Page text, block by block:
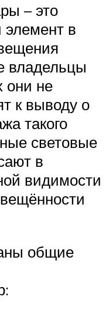
– это
в
владельцы
они не
к выводу о
такого
световые
в
видимости
общие